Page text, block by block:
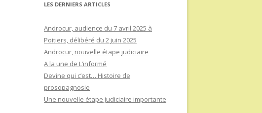
LES DERNIERS ARTICLES
Androcur, audience du 7 avril 2025 à
Poitiers, délibéré du 2 juin 2025
Androcur, nouvelle étape judiciaire
A la une de L’informé
Devine qui c’est… Histoire de
prosopagnosie
Une nouvelle étape judiciaire importante